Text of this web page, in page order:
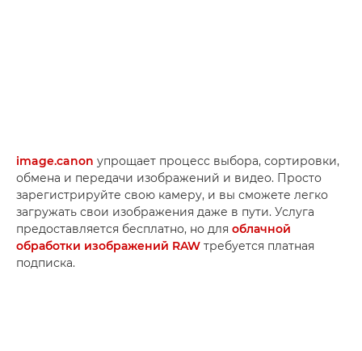
image.canon упрощает процесс выбора, сортировки,
обмена и передачи изображений и видео. Просто
зарегистрируйте свою камеру, и вы сможете легко
загружать свои изображения даже в пути. Услуга
предоставляется бесплатно, но для облачной
обработки изображений RAW требуется платная
подписка.